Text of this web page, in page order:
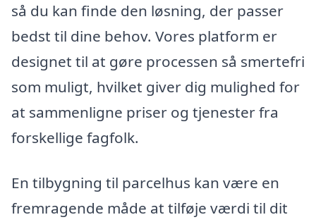
så du kan finde den løsning, der passer
bedst til dine behov. Vores platform er
designet til at gøre processen så smertefri
som muligt, hvilket giver dig mulighed for
at sammenligne priser og tjenester fra
forskellige fagfolk.
En tilbygning til parcelhus kan være en
fremragende måde at tilføje værdi til dit